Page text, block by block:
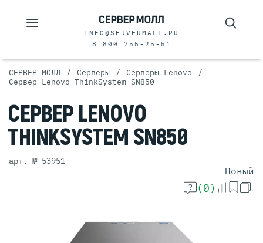
INFO@SERVERMALL.RU
8 800 755-25-51
СЕРВЕР МОЛЛ / Серверы / Серверы Lenovo /
Сервер Lenovo ThinkSystem SN850
СЕРВЕР LENOVO
THINKSYSTEM SN850
арт. № 53951
Новый
(0)